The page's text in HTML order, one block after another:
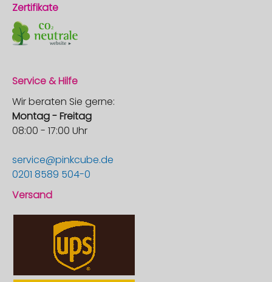
Zertifikate
Service & Hilfe
Wir beraten Sie gerne:
Montag - Freitag
08:00 - 17:00 Uhr
service@pinkcube.de
0201 8589 504-0
Versand